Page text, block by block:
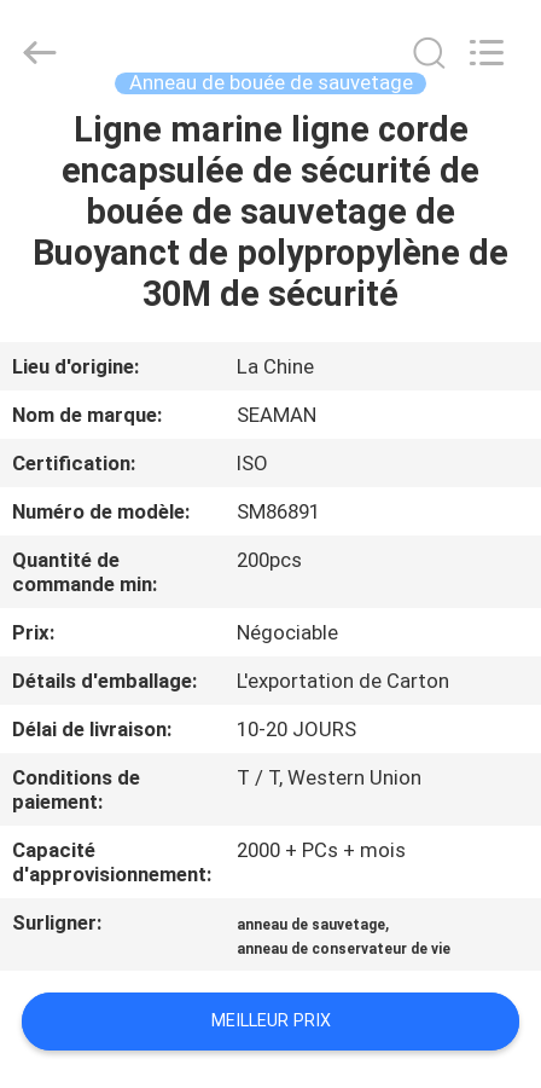
MAISON
PRODUITS
VIDÉOS
AU
SUJET
NOUS
VISITE
D'USINE
CONTRÔLE
DE
QUALITÉ
COMPANY
NEWS
DU
SITE
Marine
Co.,Ltd..
Anneau de bouée de sauvetage
Ligne marine ligne corde
encapsulée de sécurité de
bouée de sauvetage de
Buoyanct de polypropylène de
30M de sécurité
Lieu d'origine:
La Chine
Nom de marque:
SEAMAN
Certification:
ISO
Numéro de modèle:
SM86891
Quantité de
commande min:
200pcs
Prix:
Négociable
Détails d'emballage:
L'exportation de Carton
Délai de livraison:
10-20 JOURS
Conditions de
paiement:
T / T, Western Union
Capacité
d'approvisionnement:
2000 + PCs + mois
Surligner: anneau de sauvetage,
anneau de conservateur de vie
MEILLEUR PRIX